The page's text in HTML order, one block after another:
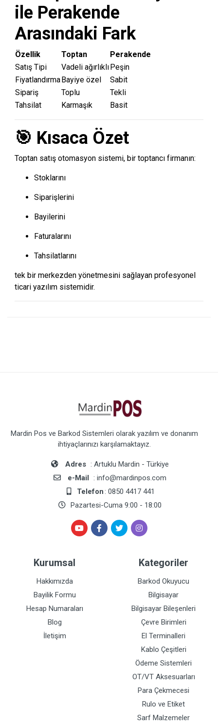
ile Perakende
Arasındaki Fark
Özellik Toptan
Perakende
Satış Tipi
Vadeli ağırlıklı Peşin
Fiyatlandırma Bayiye özel
Sabit
Sipariş
Toplu
Tekli
Tahsilat
Karmaşık Basit
🎯 Kısaca Özet
Toptan satış otomasyon sistemi, bir toptancı firmanın:
Stoklarını
Siparişlerini
Bayilerini
Faturalarını
Tahsilatlarını
tek bir merkezden yönetmesini sağlayan profesyonel
ticari yazılım sistemidir.
Mardin Pos ve Barkod Sistemleri olarak yazılım ve donanım
ihtiyaçlarınızı karşılamaktayız.
Adres : Artuklu Mardin - Türkiye
e-Mail
: info@mardinpos.com
Telefon: 0850 4417 441
Pazartesi-Cuma 9:00 - 18:00
Kurumsal
Hakkımızda
Bayilik Formu
Hesap Numaraları
Blog
İletişim
Kategoriler
Barkod Okuyucu
Bilgisayar
Bilgisayar Bileşenleri
Çevre Birimleri
El Terminalleri
Kablo Çeşitleri
Ödeme Sistemleri
OT/VT Aksesuarları
Para Çekmecesi
Rulo ve Etiket
Sarf Malzemeler